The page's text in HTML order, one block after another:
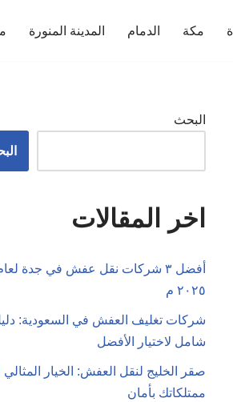
مكة الدمام المدينة المنورة
البحث
اخر المقالات
أفضل ٣ شركات نقل عفش في جدة
٢٠٢٥ م
شركات تغليف العفش في السعودية:
شامل لاختيار الأفضل
صقر الخليج لنقل العفش: الخيار المثالي
ممتلكاتك بأمان